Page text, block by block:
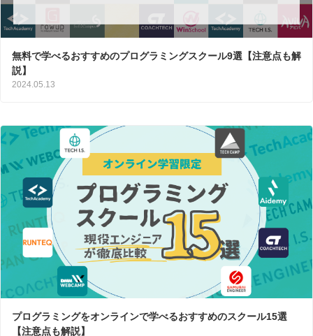
無料で学べるおすすめのプログラミングスクール9選【注意点も解
説】
2024.05.13
プログラミングをオンラインで学べるおすすめのスクール15選
【注意点も解説】